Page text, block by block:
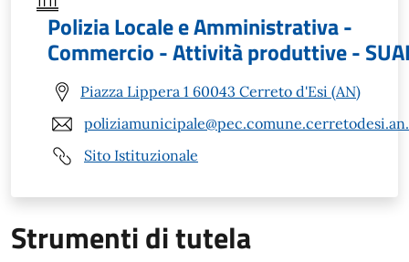
Polizia Locale e Amministrativa -
Commercio - Attività produttive -
Piazza Lippera 1 60043 Cerreto d'Esi (AN)
Sito Istituzionale
Strumenti di tutela